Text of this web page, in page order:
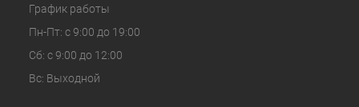
График работы
Пн-Пт: с 9:00 до 19:00
Сб: с 9:00 до 12:00
Вс: Выходной